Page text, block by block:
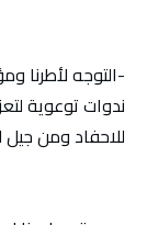
-التوجه لأطرنا
ندوات توعوية
للاحفاد ومن جيل